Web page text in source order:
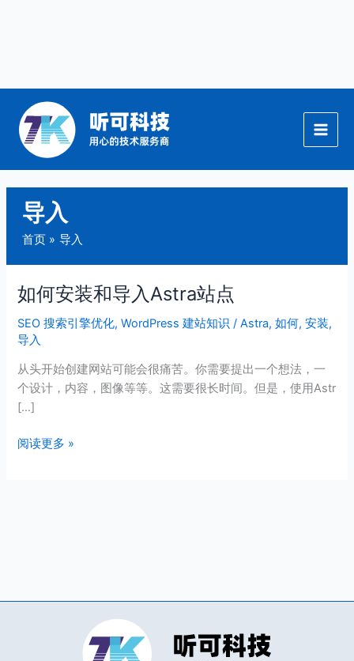
导入
首页 导入
如何安装和导入Astra站点
SEO 搜索引擎优化,WordPress 建站知识 /Astra,如何,安装,
导入
从头开始创建网站可能会很痛苦。你需要提出一个想法，一
个设计，内容，图像等等。这需要很长时间。但是，使用Astr
[…]
如
安
装
和
导
入
站
阅读更多 »